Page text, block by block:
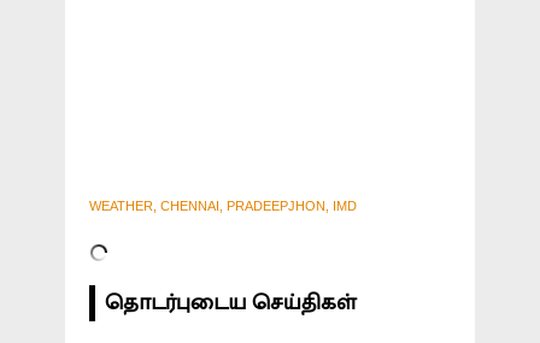
WEATHER, CHENNAI, PRADEEPJHON, IMD
தொடர்புடைய செய்திகள்